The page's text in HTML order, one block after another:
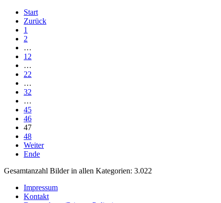
Start
Zurück
1
2
…
12
…
22
…
32
…
45
46
47
48
Weiter
Ende
Gesamtanzahl Bilder in allen Kategorien: 3.022
Impressum
Kontakt